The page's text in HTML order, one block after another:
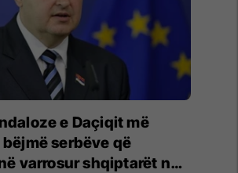
e Daçiqit më
serbëve që
varrosur shqiptarët në